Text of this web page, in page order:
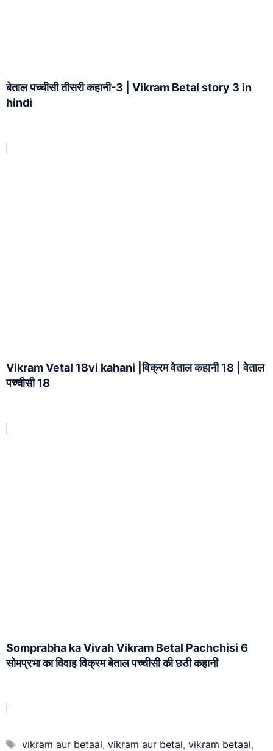
बेताल पच्चीसी तीसरी कहानी-3 | Vikram Betal story 3 in
hindi
Vikram Vetal 18vi kahani |विक्रम वेताल कहानी 18 | वेताल
पच्चीसी 18
Somprabha ka Vivah Vikram Betal Pachchisi 6
सोमप्रभा का विवाह विक्रम बेताल पच्चीसी की छठी कहानी
Tags
vikram aur betaal, vikram aur betal, vikram betaal,